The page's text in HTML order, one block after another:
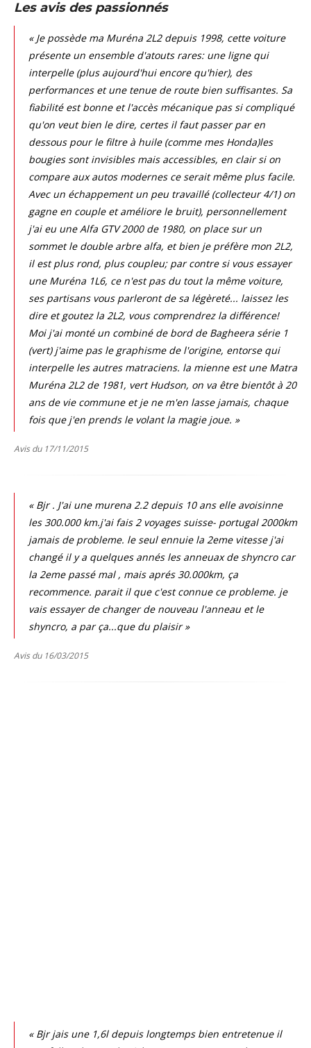
Les avis des passionnés
« Je possède ma Muréna 2L2 depuis 1998, cette voiture
présente un ensemble d'atouts rares: une ligne qui
interpelle (plus aujourd'hui encore qu'hier), des
performances et une tenue de route bien suffisantes. Sa
fiabilité est bonne et l'accès mécanique pas si compliqué
qu'on veut bien le dire, certes il faut passer par en
dessous pour le filtre à huile (comme mes Honda)les
bougies sont invisibles mais accessibles, en clair si on
compare aux autos modernes ce serait même plus facile.
Avec un échappement un peu travaillé (collecteur 4/1) on
gagne en couple et améliore le bruit), personnellement
j'ai eu une Alfa GTV 2000 de 1980, on place sur un
sommet le double arbre alfa, et bien je préfère mon 2L2,
il est plus rond, plus coupleu; par contre si vous essayer
une Muréna 1L6, ce n'est pas du tout la même voiture,
ses partisans vous parleront de sa légèreté... laissez les
dire et goutez la 2L2, vous comprendrez la différence!
Moi j'ai monté un combiné de bord de Bagheera série 1
(vert) j'aime pas le graphisme de l'origine, entorse qui
interpelle les autres matraciens. la mienne est une Matra
Muréna 2L2 de 1981, vert Hudson, on va être bientôt à 20
ans de vie commune et je ne m'en lasse jamais, chaque
fois que j'en prends le volant la magie joue. »
Avis du 17/11/2015
« Bjr . J'ai une murena 2.2 depuis 10 ans elle avoisinne
les 300.000 km.j'ai fais 2 voyages suisse- portugal 2000km
jamais de probleme. le seul ennuie la 2eme vitesse j'ai
changé il y a quelques annés les anneuax de shyncro car
la 2eme passé mal , mais aprés 30.000km, ça
recommence. parait il que c'est connue ce probleme. je
vais essayer de changer de nouveau l'anneau et le
shyncro, a par ça...que du plaisir »
Avis du 16/03/2015
« Bjr jais une 1,6l depuis longtemps bien entretenue il